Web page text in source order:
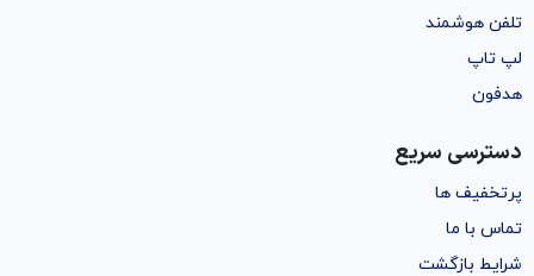
تلفن هوشمند
لپ تاپ
هدفون
دسترسی سریع
پرتخفیف ها
تماس با ما
شرایط بازگشت